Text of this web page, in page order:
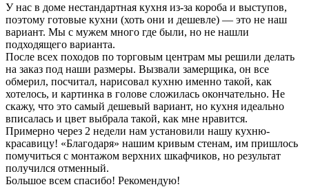
У нас в доме нестандартная кухня из-за короба и выступов,
поэтому готовые кухни (хоть они и дешевле) — это не наш
вариант. Мы с мужем много где были, но не нашли
подходящего варианта.
После всех походов по торговым центрам мы решили делать
на заказ под наши размеры. Вызвали замерщика, он все
обмерил, посчитал, нарисовал кухню именно такой, как
хотелось, и картинка в голове сложилась окончательно. Не
скажу, что это самый дешевый вариант, но кухня идеально
вписалась и цвет выбрала такой, как мне нравится.
Примерно через 2 недели нам установили нашу кухню-
красавицу! «Благодаря» нашим кривым стенам, им пришлось
помучиться с монтажом верхних шкафчиков, но результат
получился отменный.
Большое всем спасибо! Рекомендую!